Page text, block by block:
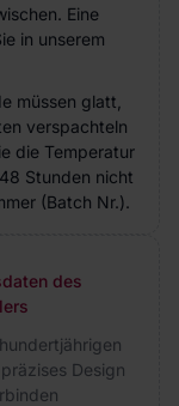
Eine
in unserem
müssen glatt,
verspachteln
die Temperatur
Stunden nicht
(Batch Nr.).
des
Design